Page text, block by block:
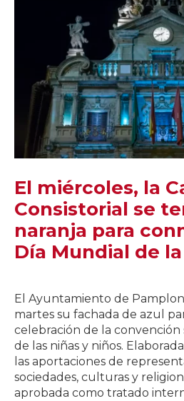
El miércoles, la
Consistorial se
naranja para
Día Mundial de la
El Ayuntamiento de
martes su fachada de azul
celebración de la convención
de las niñas y niños.
las aportaciones de
sociedades, culturas y
aprobada como tratado